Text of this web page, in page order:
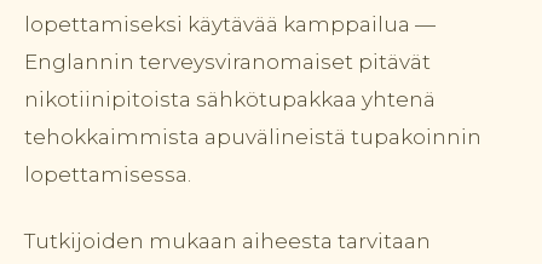
lopettamiseksi käytävää kamppailua —
Englannin terveysviranomaiset pitävät
nikotiinipitoista sähkötupakkaa yhtenä
tehokkaimmista apuvälineistä tupakoinnin
lopettamisessa.
Tutkijoiden mukaan aiheesta tarvitaan